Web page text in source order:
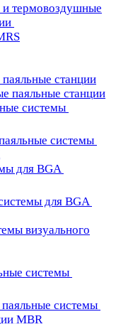
термовоздушные
станции
паяльные станции
системы
системы
для BGA
для BGA
визуального
системы
паяльные системы
MBR